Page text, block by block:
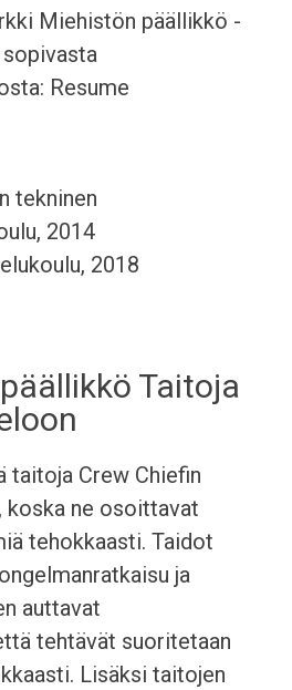
Miehistön päällikkö -
Resume
tekninen
2014
2018
Taitoja
taitoja Crew Chiefin
koska ne osoittavat
tehokkaasti. Taidot
ja
auttavat
tehtävät suoritetaan
Lisäksi taitojen